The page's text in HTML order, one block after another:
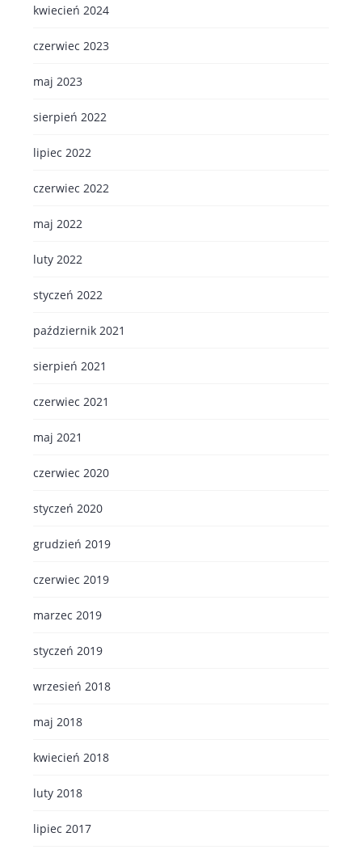
kwiecień 2024
czerwiec 2023
maj 2023
sierpień 2022
lipiec 2022
czerwiec 2022
maj 2022
luty 2022
styczeń 2022
październik 2021
sierpień 2021
czerwiec 2021
maj 2021
czerwiec 2020
styczeń 2020
grudzień 2019
czerwiec 2019
marzec 2019
styczeń 2019
wrzesień 2018
maj 2018
kwiecień 2018
luty 2018
lipiec 2017